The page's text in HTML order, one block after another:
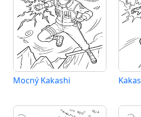
Mocný Kakashi